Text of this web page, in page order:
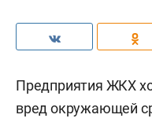
Предприятия ЖКХ
вред окружающей